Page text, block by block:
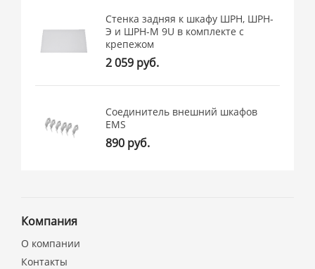
Стенка задняя к шкафу ШРН, ШРН-
Э и ШРН-М 9U в комплекте с
крепежом
2 059 руб.
Соединитель внешний шкафов
EMS
890 руб.
Компания
О компании
Контакты